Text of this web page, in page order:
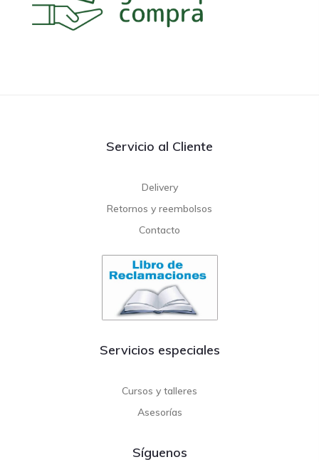
Servicio al Cliente
Delivery
Retornos y reembolsos
Contacto
Servicios especiales
Cursos y talleres
Asesorías
Síguenos